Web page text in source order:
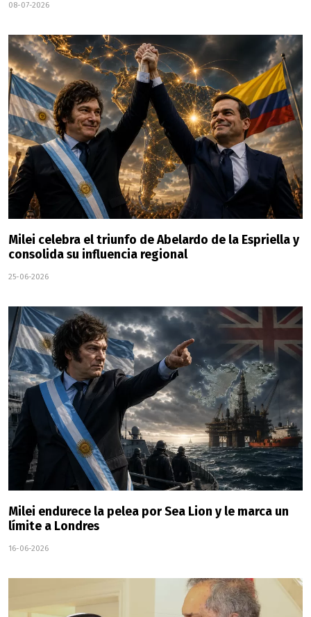
08-07-2026
Milei celebra el triunfo de Abelardo de la Espriella y
consolida su influencia regional
25-06-2026
Milei endurece la pelea por Sea Lion y le marca un
límite a Londres
16-06-2026